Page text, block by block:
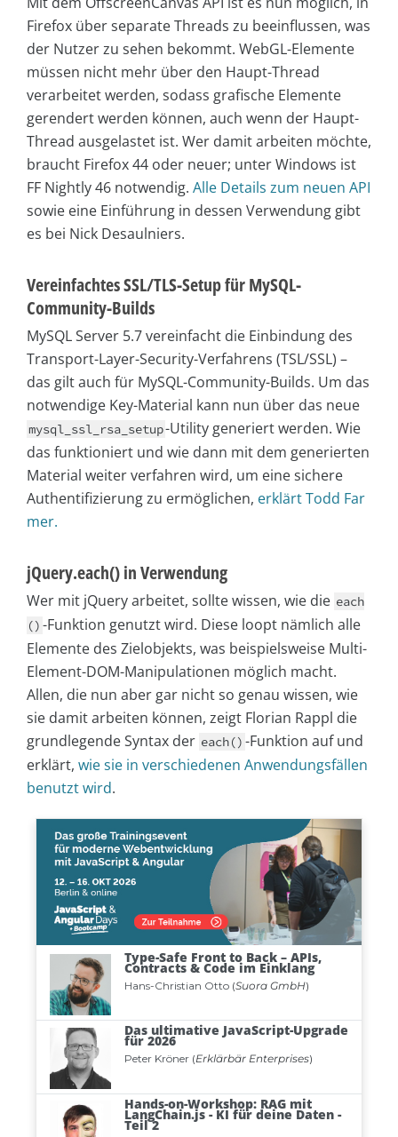
Firefox über separate Threads zu beeinflussen, was
der Nutzer zu sehen bekommt. WebGL-Elemente
müssen nicht mehr über den Haupt-Thread
verarbeitet werden, sodass grafische Elemente
gerendert werden können, auch wenn der Haupt-
Thread ausgelastet ist. Wer damit arbeiten möchte,
braucht Firefox 44 oder neuer; unter Windows ist
FF Nightly 46 notwendig. Alle Details zum neuen API
sowie eine Einführung in dessen Verwendung gibt
es bei Nick Desaulniers.
Vereinfachtes SSL/TLS-Setup für MySQL-
Community-Builds
MySQL Server 5.7 vereinfacht die Einbindung des
Transport-Layer-Security-Verfahrens (TSL/SSL) –
das gilt auch für MySQL-Community-Builds. Um das
notwendige Key-Material kann nun über das neue
mysql_ssl_rsa_setup-Utility generiert werden. Wie
das funktioniert und wie dann mit dem generierten
Material weiter verfahren wird, um eine sichere
Authentifizierung zu ermöglichen, erklärt Todd Far
mer.
jQuery.each() in Verwendung
Wer mit jQuery arbeitet, sollte wissen, wie die each
() -Funktion genutzt wird. Diese loopt nämlich alle
Elemente des Zielobjekts, was beispielsweise Multi-
Element-DOM-Manipulationen möglich macht.
Allen, die nun aber gar nicht so genau wissen, wie
sie damit arbeiten können, zeigt Florian Rappl die
grundlegende Syntax der each() -Funktion auf und
erklärt, wie sie in verschiedenen Anwendungsfällen
benutzt wird.